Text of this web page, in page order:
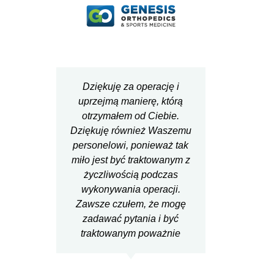
Dziękuję za operację i
uprzejmą manierę, którą
otrzymałem od Ciebie.
Dziękuję również Waszemu
personelowi, ponieważ tak
miło jest być traktowanym z
życzliwością podczas
wykonywania operacji.
Zawsze czułem, że mogę
zadawać pytania i być
traktowanym poważnie